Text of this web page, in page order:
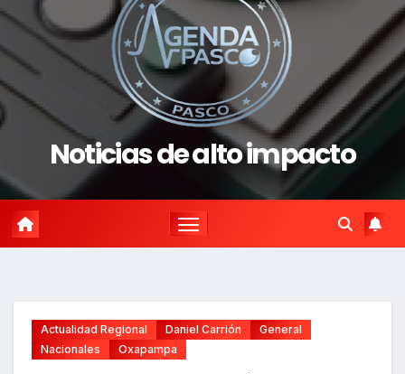
Noticias de alto impacto
Actualidad Regional Daniel Carrión
General
Nacionales
Oxapampa